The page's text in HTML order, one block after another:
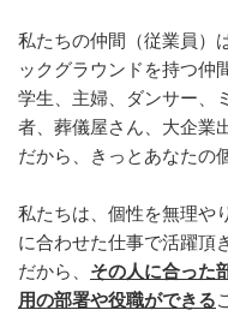
私たちの仲間（従業員）
ックグラウンドを持つ仲
学生、主婦、ダンサー、
者、葬儀屋さん、大企業
だから、きっとあなたの
私たちは、個性を無理や
に合わせた仕事で活躍頂
だから、 その人に合った
用の部署や役職ができる